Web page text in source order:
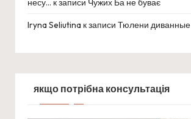
несу… к записи Чужих Ба не буває
Iryna Seliutina к записи Тюлени диванные
якщо потрібна консультація